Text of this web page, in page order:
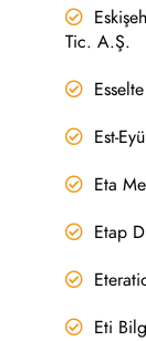
Tic. A.Ş.
Est-
Eta
Etap
Eti